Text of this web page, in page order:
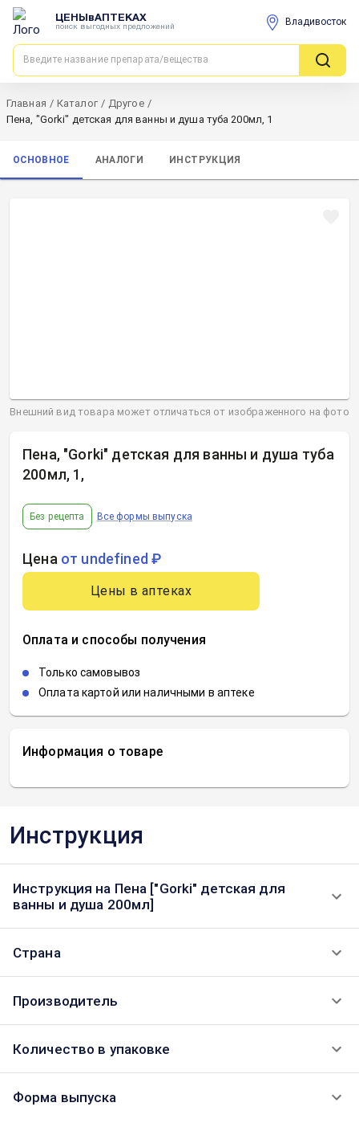
ЦЕНЫвАПТЕКАХ
поиск выгодных предложений Владивосток
Главная / Каталог / Другое /
Пена, "Gorki" детская для ванны и душа туба 200мл, 1
ОСНОВНОЕ АНАЛОГИ ИНСТРУКЦИЯ
Информация о товаре
Пена, "Gorki" детская для ванны и душа туба
200мл, 1 ,
Без рецепта Все формы выпуска
Цена от undefined ₽
Цены в аптеках
Оплата и способы получения
Только самовывоз
Оплата картой или наличными в аптеке
Внешний вид товара может отличаться от изображенного на фото
Инструкция
Инструкция на Пена ["Gorki" детская для
ванны и душа 200мл]
Страна
Производитель
Количество в упаковке
Форма выпуска